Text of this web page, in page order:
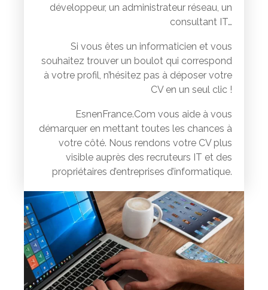
développeur, un administrateur réseau, un
consultant IT…
Si vous êtes un informaticien et vous
souhaitez trouver un boulot qui correspond
à votre profil, n’hésitez pas à déposer votre
CV en un seul clic !
EsnenFrance.Com vous aide à vous
démarquer en mettant toutes les chances à
votre côté. Nous rendons votre CV plus
visible auprès des recruteurs IT et des
propriétaires d’entreprises d’informatique.